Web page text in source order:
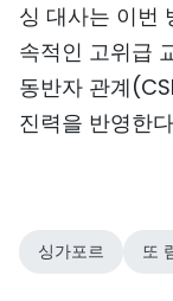
싱 대사는 이번
속적인 고위급
동반자 관계
진력을 반영한
싱가포르 또